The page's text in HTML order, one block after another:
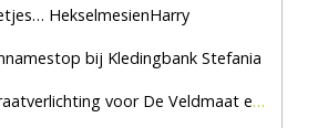
HekselmesienHarry
bij Kledingbank Stefania
voor De Veldmaat en De Pas